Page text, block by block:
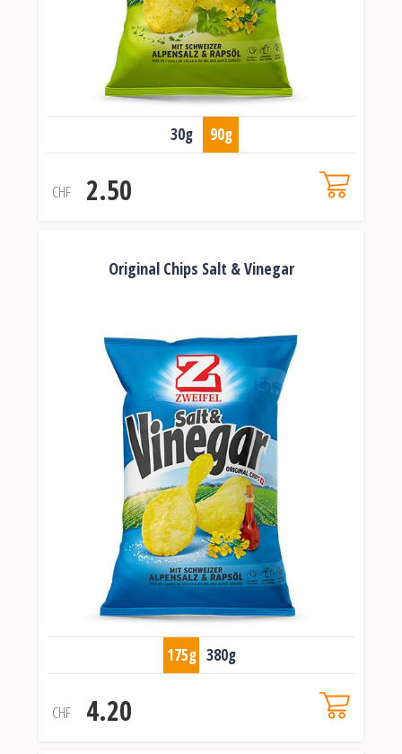
30g 90g
CHF 2.50
Original Chips Salt & Vinegar
175g 380g
CHF 4.20